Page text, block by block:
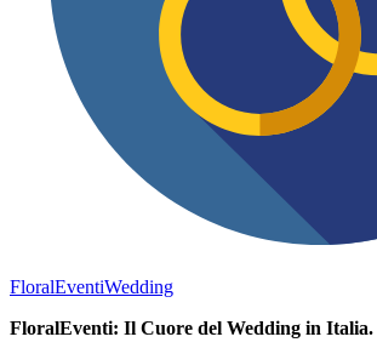
FloralEventiWedding
FloralEventi: Il Cuore del Wedding in Italia.